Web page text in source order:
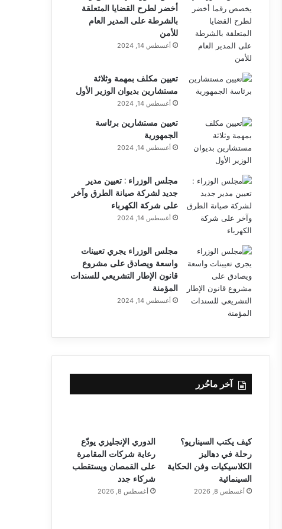
أخضر لطرح القضايا المتعلقة
بالشرطة على المدير العام
للأمن
أغسطس 14, 2024
تعيين مكلف بمهمة وثلاثة
مستشارين بديوان الوزير الأول
أغسطس 14, 2024
تعيين مستشارين برئاسة
الجمهورية
أغسطس 14, 2024
مجلس الوزراء : تعيين مدير
جديد لشركة صيانة الطرق وآخر
على شركة الكهرباء
أغسطس 14, 2024
مجلس الوزراء يجري تعيينات
واسعة ويصادق على مشروع
قانون الإطار التشريعي للسندات
المؤمنة
أغسطس 14, 2024
آخر ماحُرر
كيف يكتب السيناريو؟
رحلة في دهاليز
الكلاسيكيات وفن الحكاية
السينمائية
أغسطس 8, 2026
الدوري الإنجليزي يودّع
رعاية شركات المقامرة
على القمصان ويستقطب
شركاء جدد
أغسطس 8, 2026